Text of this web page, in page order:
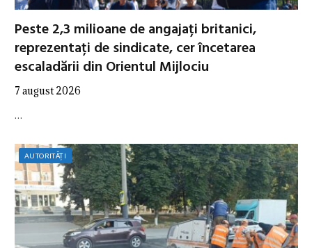
Peste 2,3 milioane de angajați britanici,
reprezentați de sindicate, cer încetarea
escaladării din Orientul Mijlociu
7 august 2026
…
AUTORITĂȚI